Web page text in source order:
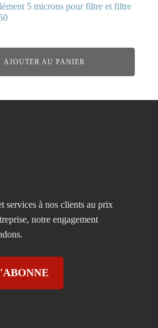
5 microns pour filtre et filtre
AJOUTER AU PANIER
services à nos clients au prix
notre engagement